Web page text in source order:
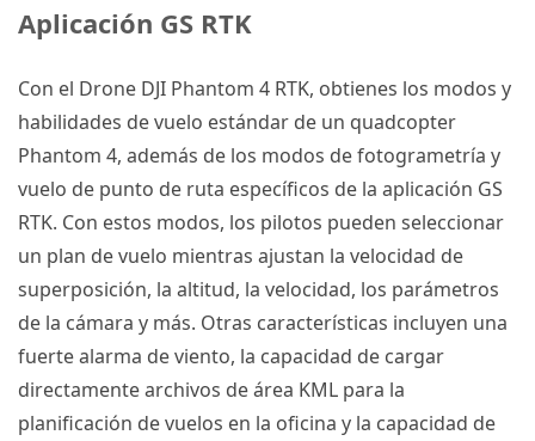
Aplicación GS RTK
Con el Drone DJI Phantom 4 RTK, obtienes los modos y
habilidades de vuelo estándar de un quadcopter
Phantom 4, además de los modos de fotogrametría y
vuelo de punto de ruta específicos de la aplicación GS
RTK. Con estos modos, los pilotos pueden seleccionar
un plan de vuelo mientras ajustan la velocidad de
superposición, la altitud, la velocidad, los parámetros
de la cámara y más. Otras características incluyen una
fuerte alarma de viento, la capacidad de cargar
directamente archivos de área KML para la
planificación de vuelos en la oficina y la capacidad de